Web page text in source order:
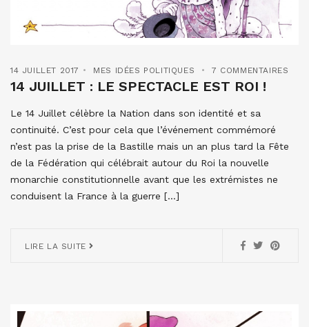
14 JUILLET 2017 MES IDÉES POLITIQUES 7 COMMENTAIRES
14 JUILLET : LE SPECTACLE EST ROI !
Le 14 Juillet célèbre la Nation dans son identité et sa
continuité. C’est pour cela que l’événement commémoré
n’est pas la prise de la Bastille mais un an plus tard la Fête
de la Fédération qui célébrait autour du Roi la nouvelle
monarchie constitutionnelle avant que les extrémistes ne
conduisent la France à la guerre […]
LIRE LA SUITE